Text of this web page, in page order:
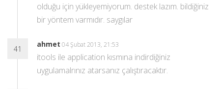
olduğu için yükleyemiyorum. destek lazım. bildiğiniz
bir yöntem varmıdır. saygılar
41
ahmet 04 Şubat 2013, 21:53
itools ile application kısmına indirdiğiniz
uygulamalrınız atarsanız çalıştıracaktır.